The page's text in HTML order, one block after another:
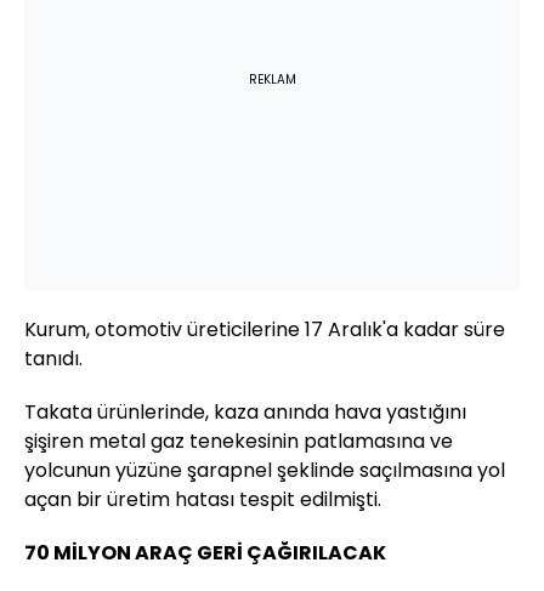
REKLAM
Kurum, otomotiv üreticilerine 17 Aralık'a kadar süre
tanıdı.
Takata ürünlerinde, kaza anında hava yastığını
şişiren metal gaz tenekesinin patlamasına ve
yolcunun yüzüne şarapnel şeklinde saçılmasına yol
açan bir üretim hatası tespit edilmişti.
70 MİLYON ARAÇ GERİ ÇAĞIRILACAK